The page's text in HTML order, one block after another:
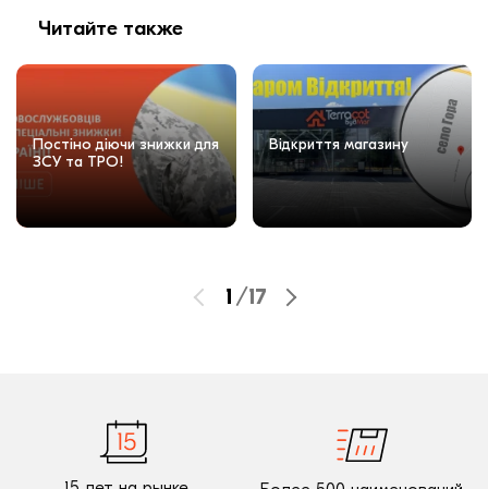
Читайте также
Постіно діючи знижки для
ЗСУ та ТРО!
Відкриття магазину
1 /17